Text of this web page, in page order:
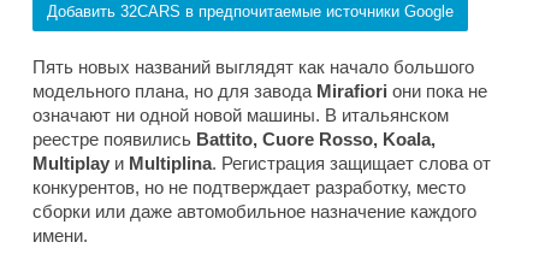
Добавить 32CARS в предпочитаемые источники Google
Пять новых названий выглядят как начало большого
модельного плана, но для завода Mirafiori они пока не
означают ни одной новой машины. В итальянском
реестре появились Battito, Cuore Rosso, Koala,
Multiplay и Multiplina. Регистрация защищает слова от
конкурентов, но не подтверждает разработку, место
сборки или даже автомобильное назначение каждого
имени.